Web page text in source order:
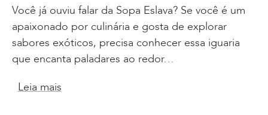
Você já ouviu falar da Sopa Eslava? Se você é um
apaixonado por culinária e gosta de explorar
sabores exóticos, precisa conhecer essa iguaria
que encanta paladares ao redor…
Leia mais